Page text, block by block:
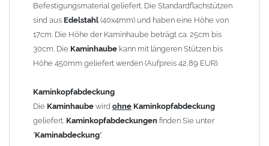
allgemeine Informationen:
Ab einer Kaminlängevon 1200mm werden 6
Kaminstützengeliefert.
Bei der Kombination mitWetterfahneundKaminbreite
angefertigt.
DieKaminhaubekann mitklappbaren Stützen
für 4 Stützen = 96,89 EUR, Länge ab 1200mm 6 Stützen =
145,39 EUR) geliefert werden.
Befestigungsmaterial geliefert. Die Standardflachstützen
sind aus Edelstahl (40x4mm) und haben eine Höhe von
17cm. Die Höhe der Kaminhaube beträgt ca. 25cm bis
30cm. Die Kaminhaube kann mit längeren Stützen bis
Höhe 450mm geliefert werden (Aufpreis 42,89 EUR).
Kaminkopfabdeckung
Die Kaminhaube wird ohne Kaminkopfabdeckung
geliefert. Kaminkopfabdeckungen finden Sie unter
"Kaminabdeckung".